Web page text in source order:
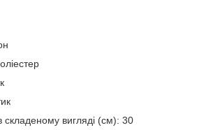
вигляді (см): 30